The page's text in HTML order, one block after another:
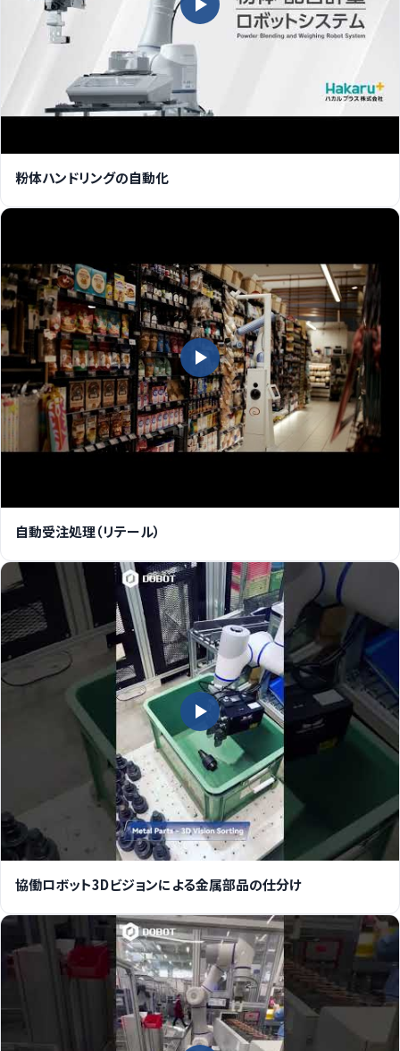
粉体ハンドリングの自動化
自動受注処理（リテール）
協働ロボット3Dビジョンによる金属部品の仕分け